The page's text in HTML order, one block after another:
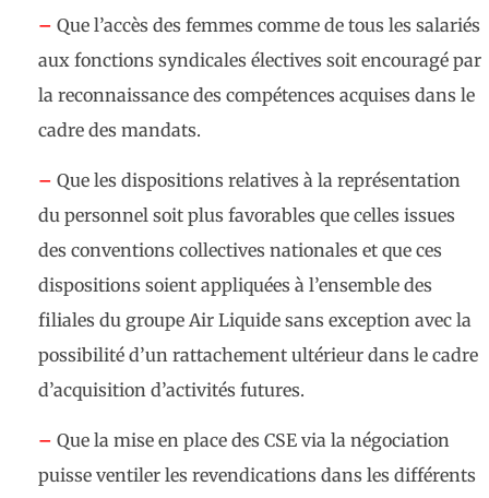
– Que l’accès des femmes comme de tous les salariés
aux fonctions syndicales électives soit encouragé par
la reconnaissance des compétences acquises dans le
cadre des mandats.
– Que les dispositions relatives à la représentation
du personnel soit plus favorables que celles issues
des conventions collectives nationales et que ces
dispositions soient appliquées à l’ensemble des
filiales du groupe Air Liquide sans exception avec la
possibilité d’un rattachement ultérieur dans le cadre
d’acquisition d’activités futures.
– Que la mise en place des CSE via la négociation
puisse ventiler les revendications dans les différents